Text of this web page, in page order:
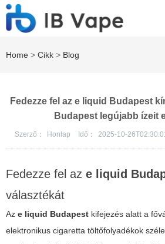
Home > Cikk > Blog
Fedezze fel az e liquid Budapest
Budapest legújabb ízeit
Szerző： Honlap Idő： 2025-10-
Fedezze fel az e liquid
választékát
Az e liquid Budapest kifejezés alatt a
elektronikus cigaretta töltőfolyadékok